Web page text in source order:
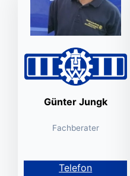
Günter Jungk
Fachberater
Telefon